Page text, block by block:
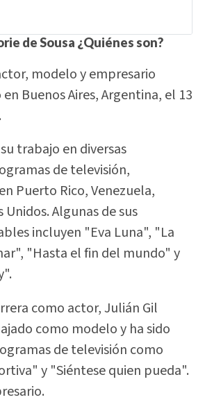
de Sousa ¿Quiénes son?
modelo y empresario
Buenos Aires, Argentina, el 13
trabajo en diversas
de televisión,
Puerto Rico, Venezuela,
Unidos. Algunas de sus
incluyen "Eva Luna", "La
"Hasta el fin del mundo" y
como actor, Julián Gil
como modelo y ha sido
de televisión como
y "Siéntese quien pueda".